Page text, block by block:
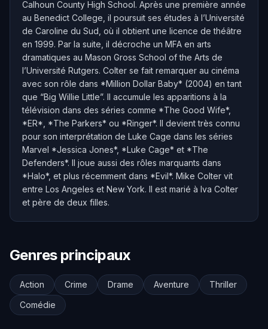
Calhoun County High School. Après une première année
au Benedict College, il poursuit ses études à l’Université
de Caroline du Sud, où il obtient une licence de théâtre
en 1999. Par la suite, il décroche un MFA en arts
dramatiques au Mason Gross School of the Arts de
l’Université Rutgers. Colter se fait remarquer au cinéma
avec son rôle dans *Million Dollar Baby* (2004) en tant
que “Big Willie Little”. Il accumule les apparitions à la
télévision dans des séries comme *The Good Wife*,
*ER*, *The Parkers* ou *Ringer*. Il devient très connu
pour son interprétation de Luke Cage dans les séries
Marvel *Jessica Jones*, *Luke Cage* et *The
Defenders*. Il joue aussi des rôles marquants dans
*Halo*, et plus récemment dans *Evil*. Mike Colter vit
entre Los Angeles et New York. Il est marié à Iva Colter
et père de deux filles.
Genres principaux
Action Crime Drame Aventure
Thriller
Comédie